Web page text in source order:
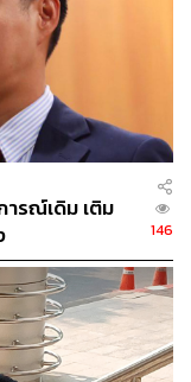
รณ์เดิม เติม
146